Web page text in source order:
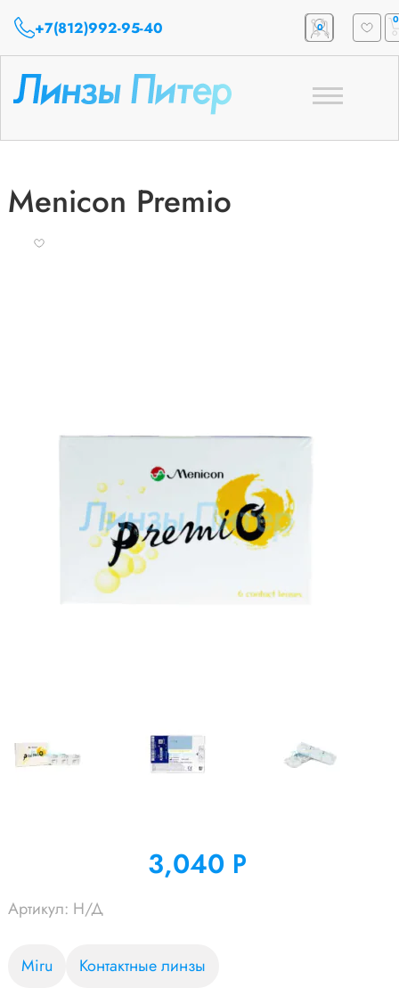
+7(812)992-95-40 0
0
Toggle
Menicon Premio
3,040 Р
Артикул: Н/Д
Miru Контактные линзы